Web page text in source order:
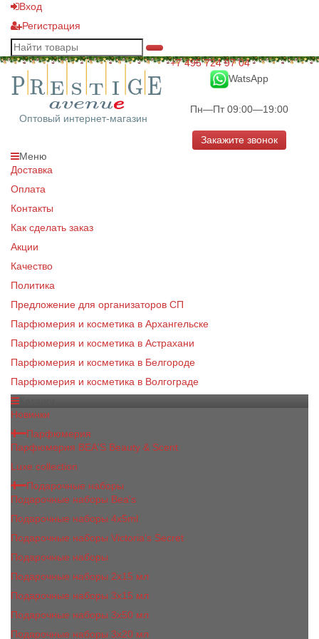
Вход
Регистрация
Оптовый интернет-магазин
+7 495 724 97 04
WatsApp
Пн—Пт 09:00—19:00
Закажите звонок
Меню
Доставка
Оплата
Контакты
Как сделать заказ
Акции
Качество
Политика
Предложение для организаторов СП
Парфюмерия и косметика в Архангельске
Парфюмерия и косметика в Астрахани
Парфюмерия и косметика в Белгороде
Парфюмерия и косметика в Волгограде
Новинки
Парфюмерия
Парфюмерия BEA'S Beauty & Scent
Luxe collection
Подарочные наборы
Подарочные наборы Bea's
Подарочные наборы 4х5ml
Подарочные наборы Victoria's Secret
Подарочные наборы
Подарочные наборы 2x15 мл
Подарочные наборы 3х15 мл
Подарочные наборы 3x50 мл
Подарочные наборы 3x20 мл